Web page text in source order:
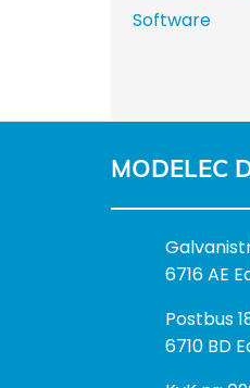
Software
MODELEC
B
e
o
e
k
6716 AE
P
o
Postbus
6710 BD